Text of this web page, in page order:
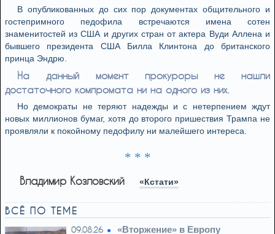
В опубликованных до сих пор документах общительного и
гостепримного педофила встречаются имена сотен
знаменитостей из США и других стран от актера Вуди Аллена и
бывшего президента США Билла Клинтона до британского
принца Эндрю.
На данный момент прокуроры не нашли
достаточного компромата ни на одного из них.
Но демократы не теряют надежды и с нетерпением ждут
новых миллионов бумаг, хотя до второго пришествия Трампа не
проявляли к покойному педофилу ни малейшего интереса.
* * *
Владимир Козловский «Кстати»
ВСЁ ПО ТЕМЕ
09.08.26 «Вторжение» в Европу